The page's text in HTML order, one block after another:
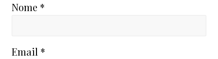
Nome *
Email *